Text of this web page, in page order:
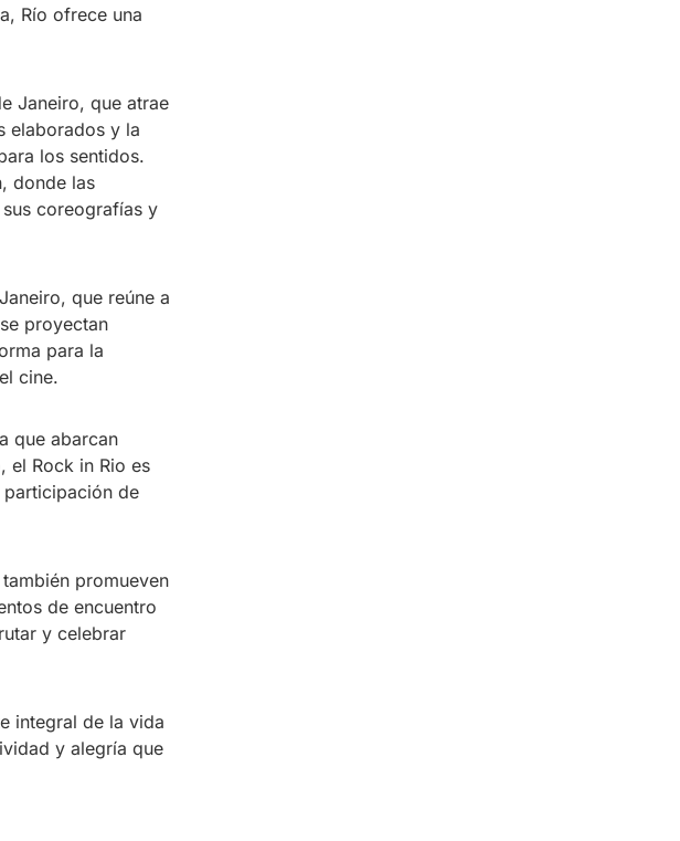
Río ofrece una
Janeiro, que atrae
elaborados y la
los sentidos.
donde las
coreografías y
que reúne a
proyectan
para la
cine.
que abarcan
el Rock in Rio es
de
promueven
de encuentro
y celebrar
integral de la vida
y alegría que